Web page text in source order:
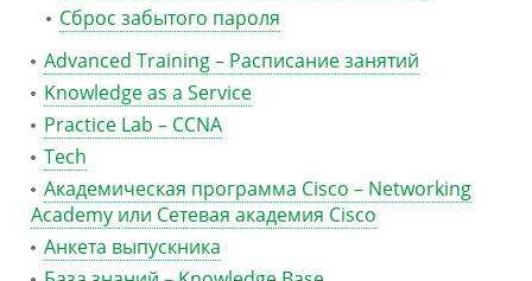
Сброс забытого пароля
Advanced Training – Расписание занятий
Knowledge as a Service
Practice Lab – CCNA
Tech
Академическая программа Cisco – Networking
Academy или Сетевая академия Cisco
Анкета выпускника